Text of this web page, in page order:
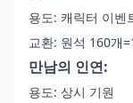
용도: 캐릭터 이벤
교환: 원석 160개
만남의 인연:
용도: 상시 기원